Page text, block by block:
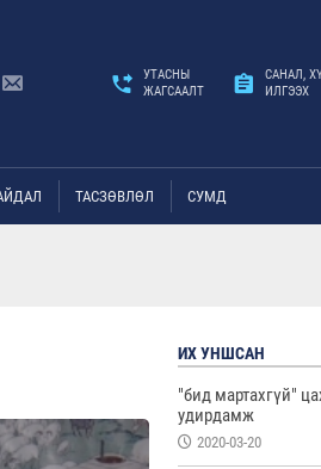
УТАСНЫ
ЖАГСААЛТ
САНАЛ,
ИЛГЭЭХ
ТАСЗӨВЛӨЛ СУМД
ИХ УНШСАН
"бид мартахгүй"
удирдамж
2020-03-20